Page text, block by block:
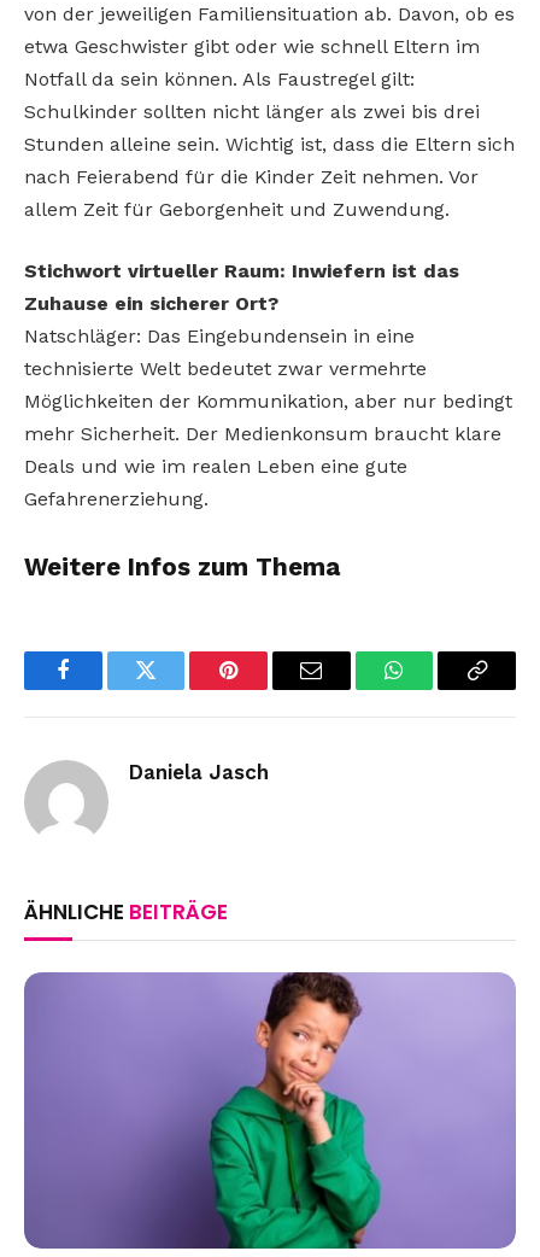
von der jeweiligen Familiensituation ab. Davon, ob es
etwa Geschwister gibt oder wie schnell Eltern im
Notfall da sein können. Als Faustregel gilt:
Schulkinder sollten nicht länger als zwei bis drei
Stunden alleine sein. Wichtig ist, dass die Eltern sich
nach Feierabend für die Kinder Zeit nehmen. Vor
allem Zeit für Geborgenheit und Zuwendung.
Stichwort virtueller Raum: Inwiefern ist das
Zuhause ein sicherer Ort?
Natschläger: Das Eingebundensein in eine
technisierte Welt bedeutet zwar vermehrte
Möglichkeiten der Kommunikation, aber nur bedingt
mehr Sicherheit. Der Medienkonsum braucht klare
Deals und wie im realen Leben eine gute
Gefahrenerziehung.
Weitere Infos zum Thema
FacebookTwitter Pinterest Email WhatsAppCopy
Daniela Jasch
ÄHNLICHE BEITRÄGE